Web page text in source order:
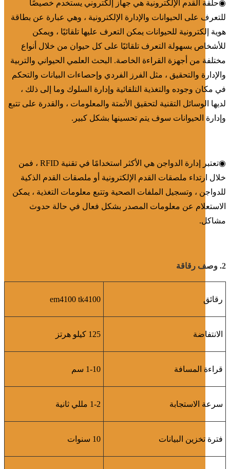
◉حلقة القدم الإلكترونية هي جهاز إلكتروني يستخدم خصيصًا
للتعرف على الحيوانات والإدارة الإلكترونية ، وهي عبارة عن بطاقة
هوية إلكترونية للحيوانات يمكن التعرف عليها تلقائيًا ، ويمكن
للأشخاص بسهولة التعرف تلقائيًا على كل حيوان من خلال أنواع
مختلفة من أجهزة القراءة الخاصة. البحث العلمي الحيواني والتربية
والإدارة والتحقيق ، مثل الفرز الفردي وإحصاءات البيانات والتحكم
في مكان وجوده والتغذية التلقائية وإدارة السلوك وما إلى ذلك ،
لديها الوسائل التقنية لتحقيق الأتمتة والمعلومات ، والقدرة على تتبع
وإدارة الحيوانات سوف يتم تحسينها بشكل كبير.
◉
تعتبر إدارة الدواجن هي الأكثر استخدامًا في تقنية RFID ، فمن
خلال ارتداء ملصقات القدم الإلكترونية أو ملصقات القدم الذكية
للدواجن ، وتسجيل الملفات الصحية وتتبع معلومات التغذية ، يمكن
الاستعلام عن معلومات المصدر بشكل فعال في حالة حدوث
مشاكل.
2. وصف رقاقة
رقائق em4100 tk4100
الانتفاضة 125 كيلو هرتز
قراءة المسافة 1-10 سم
سرعة الاستجابة 1-2 مللي ثانية
فترة تخزين البيانات 10 سنوات